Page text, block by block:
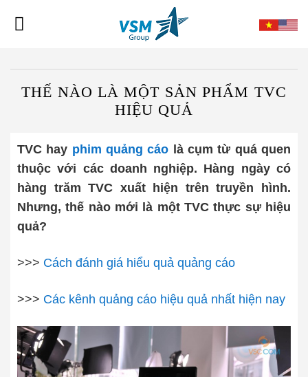
THẾ NÀO LÀ MỘT SẢN PHẨM TVC
HIỆU QUẢ
TVC hay phim quảng cáo là cụm từ quá quen
thuộc với các doanh nghiệp. Hàng ngày có
hàng trăm TVC xuất hiện trên truyền hình.
Nhưng, thế nào mới là một TVC thực sự hiệu
quả?
>>> Cách đánh giá hiểu quả quảng cáo
>>> Các kênh quảng cáo hiệu quả nhất hiện nay